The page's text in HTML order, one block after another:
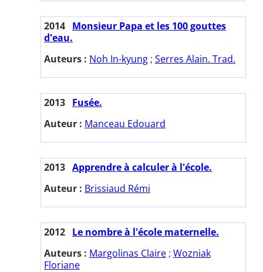
2014 Monsieur Papa et les 100 gouttes
d'eau.
Auteurs : Noh In-kyung ; Serres Alain. Trad.
2013 Fusée.
Auteur : Manceau Edouard
2013 Apprendre à calculer à l'école.
Auteur : Brissiaud Rémi
2012 Le nombre à l'école maternelle.
Auteurs : Margolinas Claire ; Wozniak
Floriane